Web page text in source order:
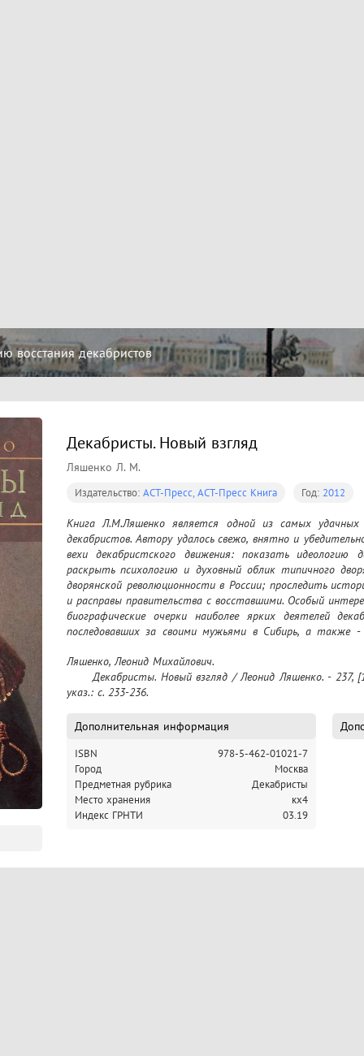
восстания декабристов
Декабристы. Новый взгляд
Ляшенко Л. М.
Издательство: АСТ-Пресс, АСТ-Пресс Книга Год: 2012
Книга Л.М.Ляшенко является одной из самых удачных
декабристов. Автору удалось свежо, внятно и
вехи декабристского движения: показать идеологию
раскрыть психологию и духовный облик типичного
дворянской революционности в России; проследить
и расправы правительства с восставшими. Особый
биографические очерки наиболее ярких деятелей
последовавших за своими мужьями в Сибирь, а также
проблемы. Движение декабристов представлено в книге
литературное мастерство автора не позволяет
самой последней фразы.
Ляшенко, Леонид Михайлович.
	Декабристы. Новый взгляд / Леонид Ляшенко. - 237, [1] c., [8] л. ил. - (Сюрпризы истории).Имен.
указ.: с. 233-236.
Дополнительная информация
ISBN
978-5-462-01021-7
Город
Москва
Предметная рубрика
Декабристы
Место хранения
кх4
Индекс ГРНТИ
03.19